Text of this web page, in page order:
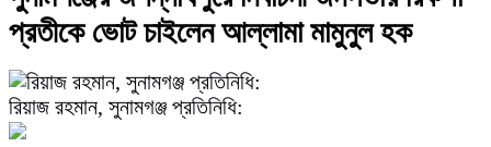
প্রতীকে ভোট চাইলেন আল্লামা মামুনুল হক
রিয়াজ রহমান, সুনামগঞ্জ প্রতিনিধি: